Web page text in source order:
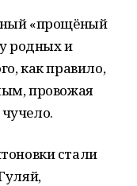
«прощёный
родных и
как правило,
провожая
стали